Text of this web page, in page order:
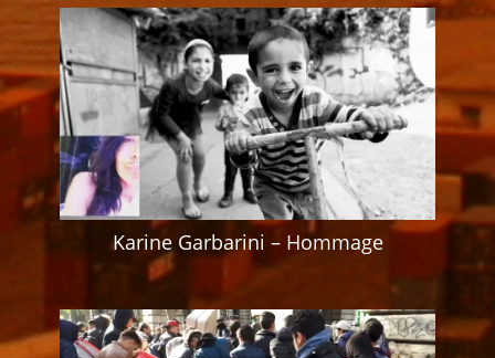
Karine Garbarini – Hommage